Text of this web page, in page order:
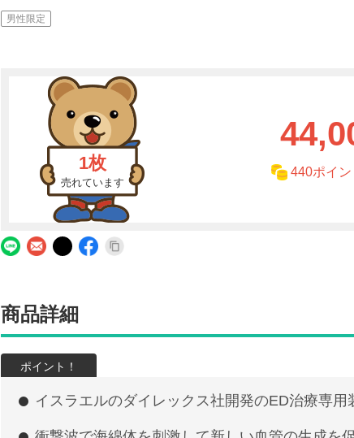
男性限定
1枚
売れています
440ポイン
商品詳細
イスラエルのダイレックス社開発のED治療専